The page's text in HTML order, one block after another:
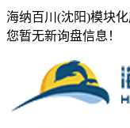
海纳百川(沈阳)模块
您暂无新询盘信息！